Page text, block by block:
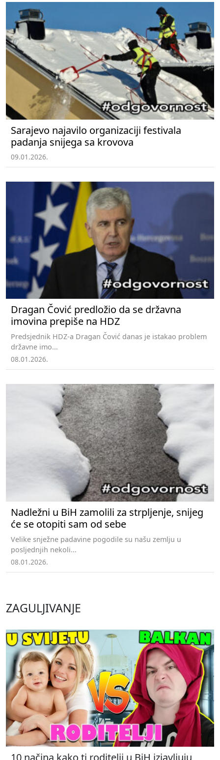
Sarajevo najavilo organizaciji festivala
padanja snijega sa krovova
09.01.2026.
Dragan Čović predložio da se državna
imovina prepiše na HDZ
Predsjednik HDZ-a Dragan Čović danas je istakao problem
državne imo...
08.01.2026.
Nadležni u BiH zamolili za strpljenje, snijeg
će se otopiti sam od sebe
Velike snježne padavine pogodile su našu zemlju u
posljednjih nekoli...
08.01.2026.
ZAGULJIVANJE